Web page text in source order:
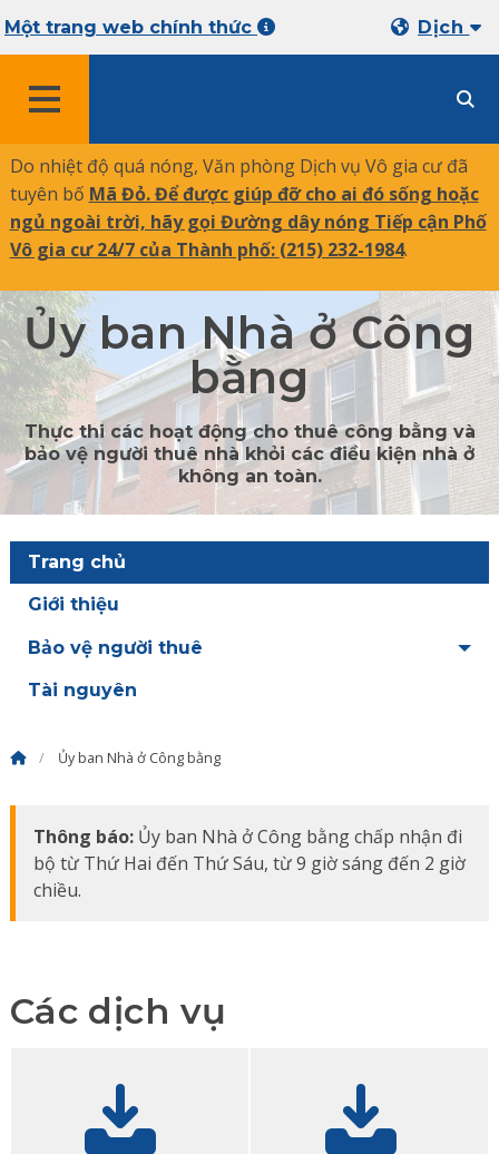
Một trang web chính thức Dịch
Do nhiệt độ quá nóng, Văn phòng Dịch vụ Vô gia cư đã
tuyên bố Mã Đỏ. Để được giúp đỡ cho ai đó sống hoặc
ngủ ngoài trời, hãy gọi Đường dây nóng Tiếp cận Phố
Vô gia cư 24/7 của Thành phố: (215) 232-1984.
Ủy ban Nhà ở Công
bằng
Thực thi các hoạt động cho thuê công bằng và
bảo vệ người thuê nhà khỏi các điều kiện nhà ở
không an toàn.
Trang chủ
Giới thiệu
Bảo vệ người thuê
Tài nguyên
Ủy ban Nhà ở Công bằng
Thông báo:Ủy ban Nhà ở Công bằng chấp nhận đi
bộ từ Thứ Hai đến Thứ Sáu, từ 9 giờ sáng đến 2 giờ
chiều.
Các dịch vụ